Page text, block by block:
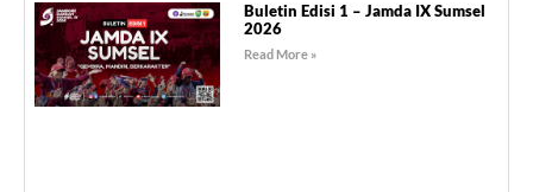
Buletin Edisi 1 – Jamda IX Sumsel
2026
Read More »